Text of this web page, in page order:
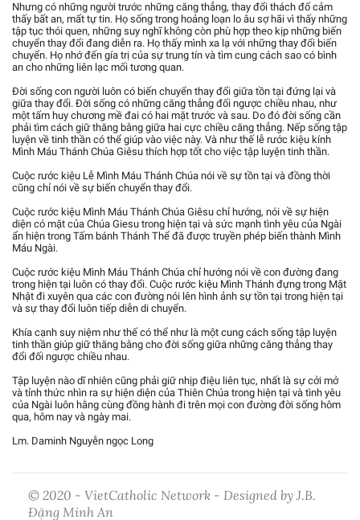
Nhưng có những người trước những căng thẳng, thay đổi thách đố cảm
thấy bất an, mất tự tin. Họ sống trong hoảng loạn lo âu sợ hãi vì thấy những
tập tục thói quen, những suy nghĩ không còn phù hợp theo kịp những biến
chuyển thay đổi đang diễn ra. Họ thấy mình xa lạ với những thay đổi biến
chuyển. Họ nhớ đến gía trị của sự trung tín và tìm cung cách sao có bình
an cho những liên lạc mối tương quan.
Đời sống con người luôn có biến chuyển thay đổi giữa tồn tại đứng lại và
giữa thay đổi. Đời sống có những căng thẳng đối ngược chiều nhau, như
một tấm huy chương mề đai có hai mặt trước và sau. Do đó đời sống cần
phải tìm cách giữ thăng bằng giữa hai cực chiều căng thẳng. Nếp sống tập
luyện về tinh thần có thể giúp vào việc này. Và như thế lễ rước kiệu kính
Mình Máu Thánh Chúa Giêsu thích hợp tốt cho việc tập luyện tinh thần.
Cuộc rước kiệu Lễ Mình Máu Thánh Chúa nói về sự tồn tại và đồng thời
cũng chỉ nói về sự biến chuyển thay đổi.
Cuộc rước kiệu Mình Máu Thánh Chúa Giêsu chỉ hướng, nói về sự hiện
diện có mặt của Chúa Giesu trong hiện tại và sức mạnh tình yêu của Ngài
ẩn hiện trong Tấm bánh Thánh Thể đã được truyền phép biến thành Mình
Máu Ngài.
Cuộc rước kiệu Mình Máu Thánh Chúa chỉ hướng nói về con đường đang
trong hiện tại luôn có thay đổi. Cuộc rước kiệu Mình Thánh đựng trong Mặt
Nhật đi xuyên qua các con đường nói lên hình ảnh sự tồn tại trong hiện tại
và sự thay đổi luôn tiếp diễn di chuyển.
Khía cạnh suy niệm như thế có thể như là một cung cách sống tập luyện
tinh thần giúp giữ thăng bằng cho đời sống giữa những căng thẳng thay
đổi đối ngược chiều nhau.
Tập luyện nào dĩ nhiên cũng phải giữ nhịp điệu liên tục, nhất là sự cởi mở
và tỉnh thức nhìn ra sự hiện diện của Thiên Chúa trong hiện tại và tình yêu
của Ngài luôn hằng cùng đồng hành đi trên mọi con đường đời sống hôm
qua, hôm nay và ngày mai.
Lm. Daminh Nguyễn ngọc Long
© 2020 - VietCatholic Network - Designed by J.B.
Đặng Minh An